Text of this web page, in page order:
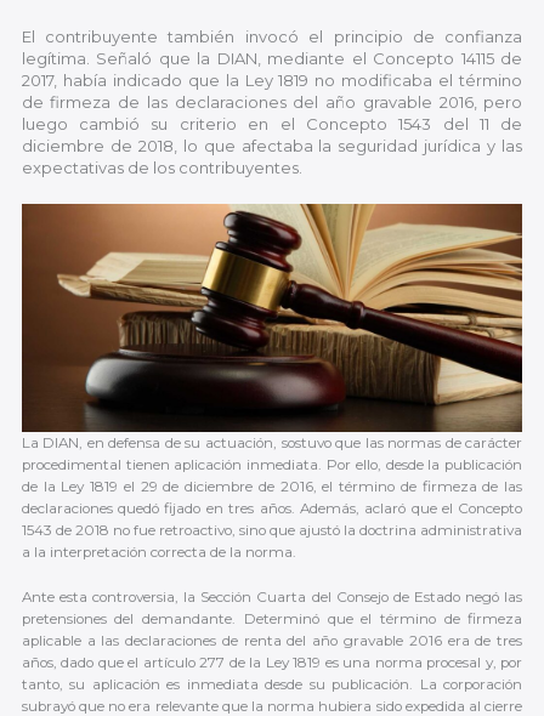
El contribuyente también invocó el principio de confianza
legítima. Señaló que la DIAN, mediante el Concepto 14115 de
2017, había indicado que la Ley 1819 no modificaba el término
de firmeza de las declaraciones del año gravable 2016, pero
luego cambió su criterio en el Concepto 1543 del 11 de
diciembre de 2018, lo que afectaba la seguridad jurídica y las
expectativas de los contribuyentes.
La DIAN, en defensa de su actuación, sostuvo que las normas de carácter
procedimental tienen aplicación inmediata. Por ello, desde la publicación
de la Ley 1819 el 29 de diciembre de 2016, el término de firmeza de las
declaraciones quedó fijado en tres años. Además, aclaró que el Concepto
1543 de 2018 no fue retroactivo, sino que ajustó la doctrina administrativa
a la interpretación correcta de la norma.
Ante esta controversia, la Sección Cuarta del Consejo de Estado negó las
pretensiones del demandante. Determinó que el término de firmeza
aplicable a las declaraciones de renta del año gravable 2016 era de tres
años, dado que el artículo 277 de la Ley 1819 es una norma procesal y, por
tanto, su aplicación es inmediata desde su publicación. La corporación
subrayó que no era relevante que la norma hubiera sido expedida al cierre